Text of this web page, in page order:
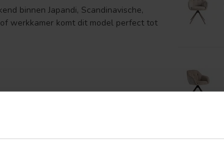
binnen Japandi, Scandinavische,
werkkamer komt dit model perfect tot